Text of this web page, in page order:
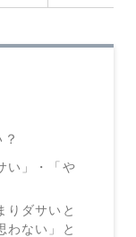
い」・「や
りダサいと
わない」と